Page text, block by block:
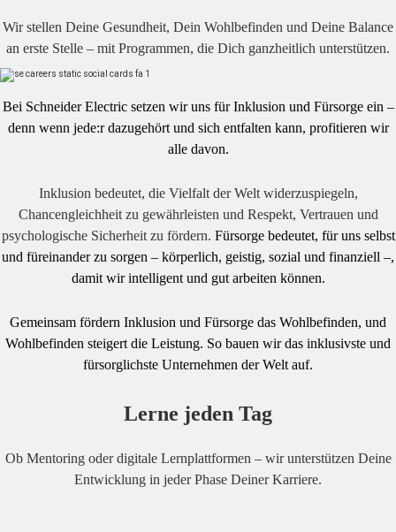
Wir stellen Deine Gesundheit, Dein Wohlbefinden und Deine Balance
an erste Stelle – mit Programmen, die Dich ganzheitlich unterstützen.
Bei Schneider Electric setzen wir uns für Inklusion und Fürsorge ein –
denn wenn jede:r dazugehört und sich entfalten kann, profitieren wir
alle davon.
Inklusion bedeutet, die Vielfalt der Welt widerzuspiegeln,
Chancengleichheit zu gewährleisten und Respekt, Vertrauen und
psychologische Sicherheit zu fördern. Fürsorge bedeutet, für uns selbst
und füreinander zu sorgen – körperlich, geistig, sozial und finanziell –,
damit wir intelligent und gut arbeiten können.
Gemeinsam fördern Inklusion und Fürsorge das Wohlbefinden, und
Wohlbefinden steigert die Leistung. So bauen wir das inklusivste und
fürsorglichste Unternehmen der Welt auf.
Lerne jeden Tag
Ob Mentoring oder digitale Lernplattformen – wir unterstützen Deine
Entwicklung in jeder Phase Deiner Karriere.